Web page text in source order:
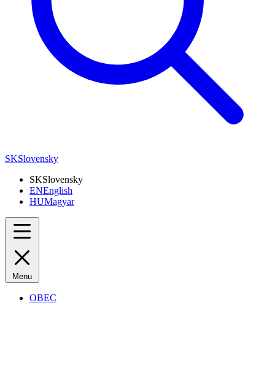
SKSlovensky
SKSlovensky
ENEnglish
HUMagyar
Menu
OBEC